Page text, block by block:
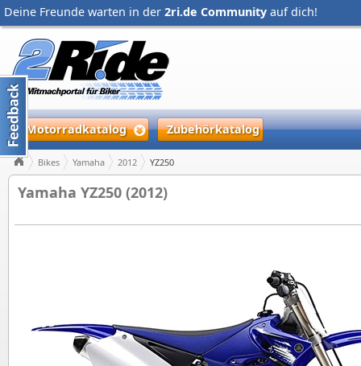
Deine Freunde warten in der 2ri.de Community auf dich!
Motorradkatalog Zubehörkatalog
Bikes Yamaha 2012 YZ250
Yamaha YZ250 (2012)